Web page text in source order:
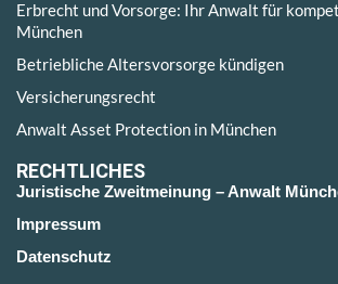
Erbrecht und Vorsorge: Ihr Anwalt für
München
Betriebliche Altersvorsorge kündigen
Versicherungsrecht
Anwalt Asset Protection in München
RECHTLICHES
Juristische Zweitmeinung – Anwalt
Impressum
Datenschutz